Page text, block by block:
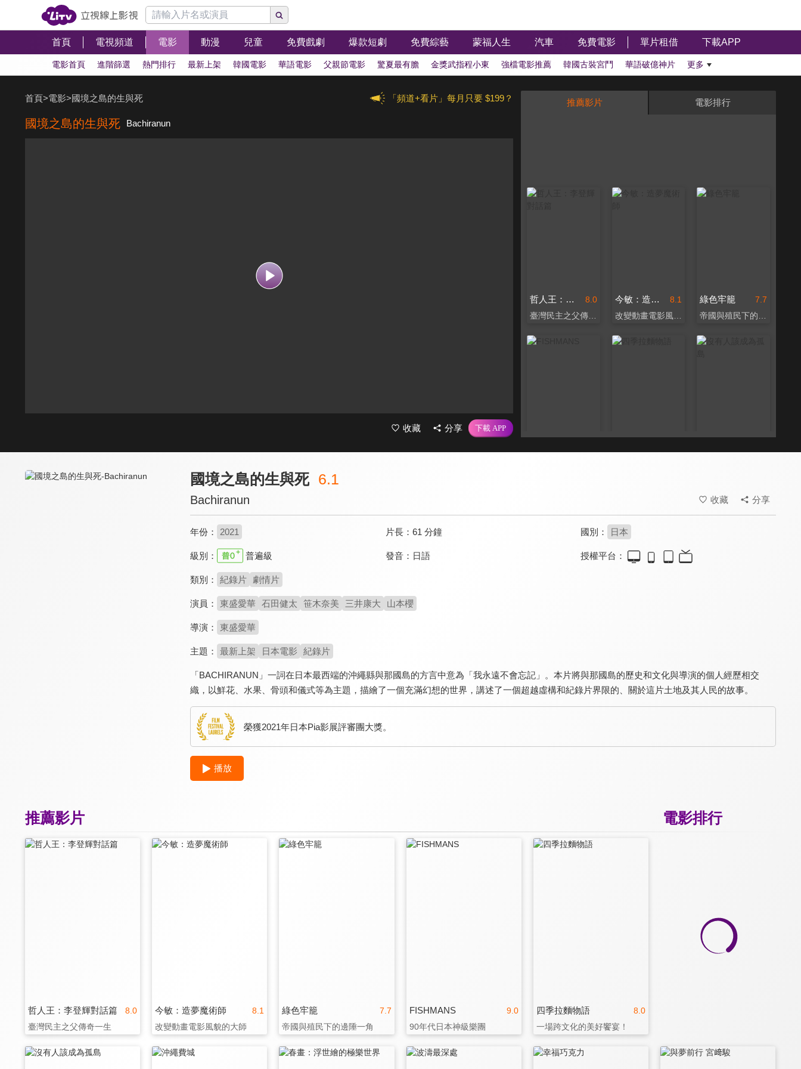
首頁 電視頻道 電影 動漫 兒童 免費戲劇 爆款短劇 免費綜藝 蒙福人生 汽車 免費電影 單片租借 下載APP
電影首頁 進階篩選 熱門排行 最新上架 韓國電影 華語電影 父親節電影 驚夏最有膽 金獎武指程小東 強檔電影推薦 韓國古裝宮鬥 華語破億神片 更多
「頻道+看片」每月只要 $199？
首頁>電影>國境之島的生與死
國境之島的生與死 Bachiranun
收藏 分享
推薦影片 電影排行
8.0
哲人王：李登輝對話篇
臺灣民主之父傳奇一生
8.1
今敏：造夢魔術師
改變動畫電影風貌的大師
7.7
綠色牢籠
帝國與殖民下的邊陲一角
7.6
幸福巧克力 8.2
與夢前行 宮﨑駿 8.7
迷霧中的孩子
國境之島的生與死 6.1
Bachiranun 收藏 分享
年份： 2021 片長： 61 分鐘 國別： 日本
級別： 普遍級 發音： 日語 授權平台：
類別： 紀錄片 劇情片
演員： 東盛愛華 石田健太 笹木奈美 三井康大 山本櫻
導演： 東盛愛華
主題： 最新上架 日本電影 紀錄片
「BACHIRANUN」一詞在日本最西端的沖繩縣與那國島的方言中意為「我永遠不會忘記」。本片將與那國島的歷史和文化與導演的個人經歷相交
織，以鮮花、水果、骨頭和儀式等為主題，描繪了一個充滿幻想的世界，講述了一個超越虛構和紀錄片界限的、關於這片土地及其人民的故事。
榮獲2021年日本Pia影展評審團大獎。
播放
電影排行
推薦影片
8.0
哲人王：李登輝對話篇
臺灣民主之父傳奇一生
8.1
今敏：造夢魔術師
改變動畫電影風貌的大師
7.7
綠色牢籠
帝國與殖民下的邊陲一角
9.0
FISHMANS
90年代日本神級樂團
8.0
四季拉麵物語
一場跨文化的美好饗宴！